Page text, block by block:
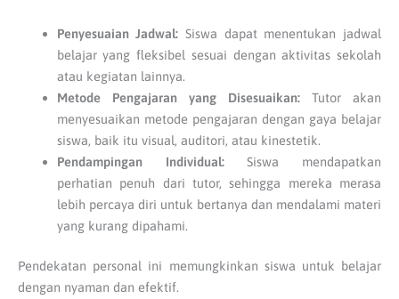
Penyesuaian Jadwal: Siswa dapat menentukan jadwal
belajar yang fleksibel sesuai dengan aktivitas sekolah
atau kegiatan lainnya.
Metode Pengajaran yang Disesuaikan:Tutor akan
menyesuaikan metode pengajaran dengan gaya belajar
siswa, baik itu visual, auditori, atau kinestetik.
Pendampingan Individual:Siswa mendapatkan
perhatian penuh dari tutor, sehingga mereka merasa
lebih percaya diri untuk bertanya dan mendalami materi
yang kurang dipahami.
Pendekatan personal ini memungkinkan siswa untuk belajar
dengan nyaman dan efektif.